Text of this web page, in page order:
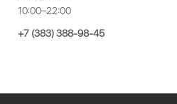
10:00–22:00
+7 (383) 388-98-45